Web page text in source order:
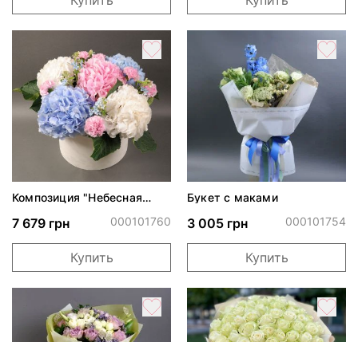
Композиция "Небесная
7 679 грн 000101760
Купить
Букет с маками
3 005 грн 000101754
Купить